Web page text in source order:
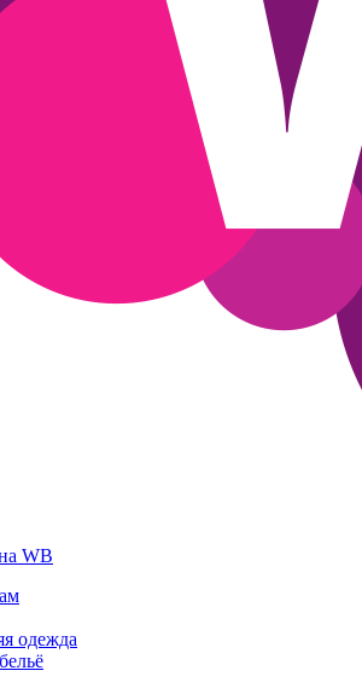
WB
одежда